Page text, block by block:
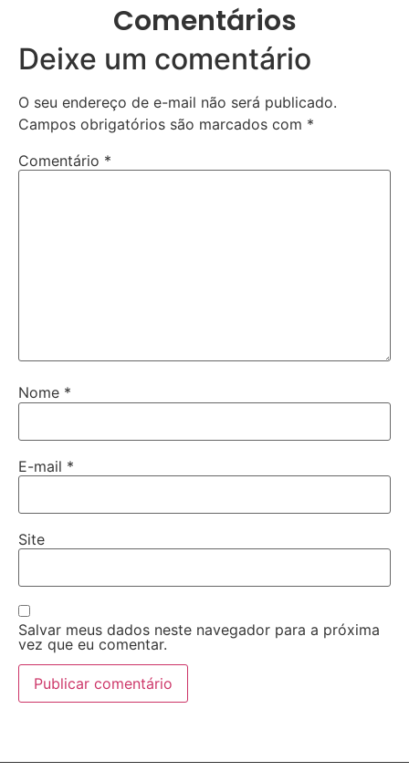
Comentários
Deixe um comentário
O seu endereço de e-mail não será publicado.
Campos obrigatórios são marcados com *
Comentário *
Nome *
E-mail *
Site
Salvar meus dados neste navegador para a próxima
vez que eu comentar.